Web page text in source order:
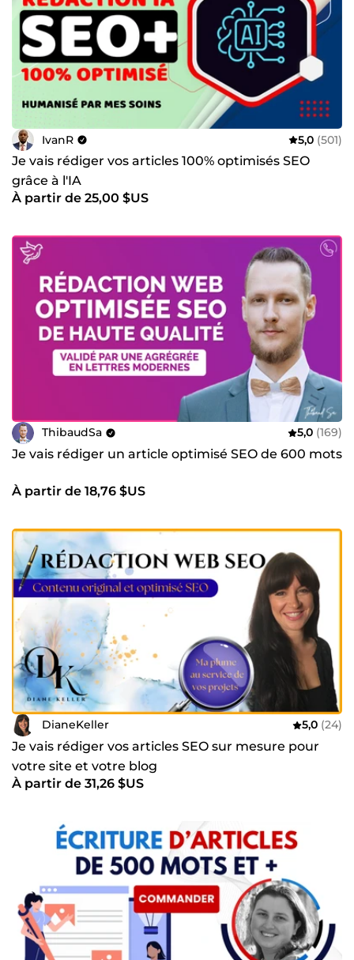
IvanR 5,0 (501)
Je vais rédiger vos articles 100% optimisés SEO
grâce à l'IA
À partir de 25,00 $US
ThibaudSa 5,0 (169)
Je vais rédiger un article optimisé SEO de 600 mots
À partir de 18,76 $US
DianeKeller 5,0 (24)
Je vais rédiger vos articles SEO sur mesure pour
votre site et votre blog
À partir de 31,26 $US